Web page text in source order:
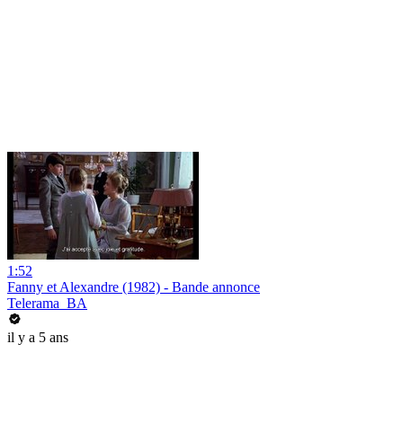
1:52
Fanny et Alexandre (1982) - Bande annonce
Telerama_BA
il y a 5 ans